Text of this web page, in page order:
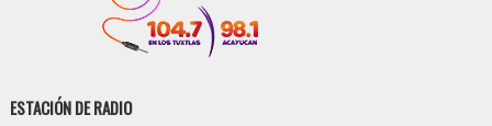
ESTACIÓN DE RADIO